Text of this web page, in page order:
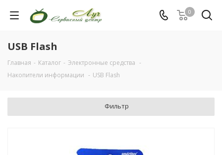
0
USB Flash
Главная - Каталог - Электронные средства -
Накопители информации - USB Flash
Фильтр